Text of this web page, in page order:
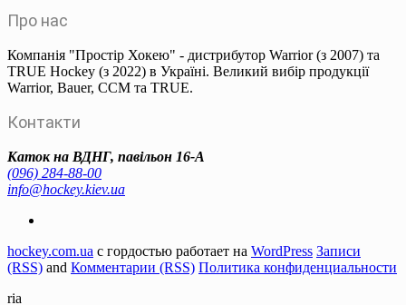
Про нас
Компанія "Простір Хокею" - дистрибутор Warrior (з 2007) та
TRUE Hockey (з 2022) в Україні. Великий вибір продукції
Warrior, Bauer, CCM та TRUE.
Контакти
Каток на ВДНГ, павільон 16-А
(096) 284-88-00
info@hockey.kiev.ua
hockey.com.ua с гордостью работает на WordPress Записи
(RSS) and Комментарии (RSS) Политика конфиденциальности
ria